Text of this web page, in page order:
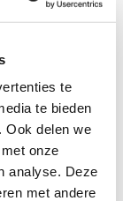
te
te bieden
Ook delen we
onze
analyse. Deze
met andere
to deliver
wish you